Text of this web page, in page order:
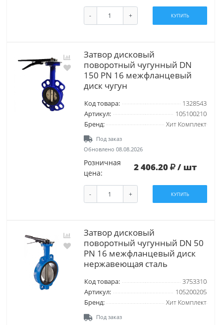
- + КУПИТЬ
Затвор дисковый
поворотный чугунный DN
150 PN 16 межфланцевый
диск чугун
Код товара:
1328543
Артикул:
105100210
Бренд:
Хит Комплект
Под заказ
Обновлено 08.08.2026
Розничная
цена:
2 406.20 / шт
- + КУПИТЬ
Затвор дисковый
поворотный чугунный DN 50
PN 16 межфланцевый диск
нержавеющая сталь
Код товара:
3753310
Артикул:
105200205
Бренд:
Хит Комплект
Под заказ